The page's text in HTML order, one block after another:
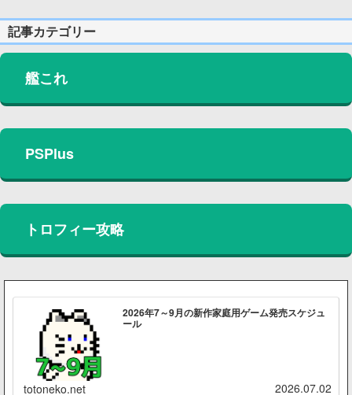
記事カテゴリー
艦これ
PSPlus
トロフィー攻略
2026年7～9月の新作家庭用ゲーム発売スケジュ
ール
totoneko.net 2026.07.02